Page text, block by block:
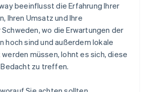
beeinflusst die Erfahrung Ihrer
Ihren Umsatz und Ihre
wo die Erwartungen der
hoch sind und außerdem lokale
müssen, lohnt es sich, diese
zu treffen.